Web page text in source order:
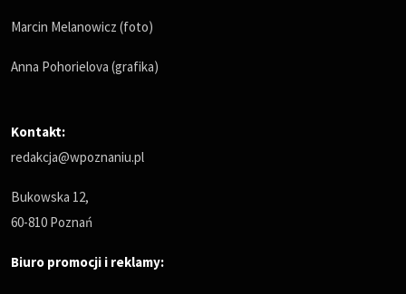
Marcin Melanowicz (foto)
Anna Pohorielova (grafika)
Kontakt:
redakcja@wpoznaniu.pl
Bukowska 12,
60-810 Poznań
Biuro promocji i reklamy: